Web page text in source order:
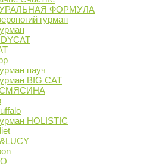
ФОРМУЛА
гурман
пауч
BIG CAT
HOLISTIC